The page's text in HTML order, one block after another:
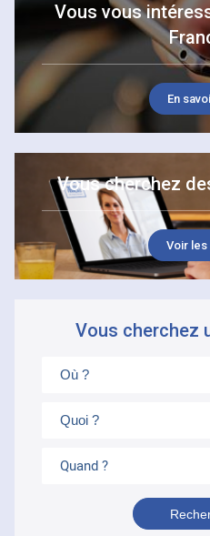
Vous vous
En
Vous cherchez
Voir
Vous cherchez
Quand ?